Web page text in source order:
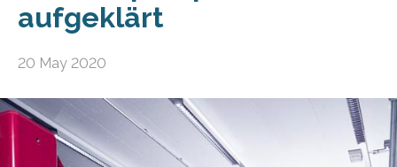
aufgeklärt
20 May 2020